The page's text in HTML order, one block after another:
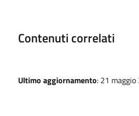
Contenuti correlati
Ultimo aggiornamento: 21